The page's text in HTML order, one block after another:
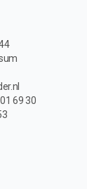
69 30